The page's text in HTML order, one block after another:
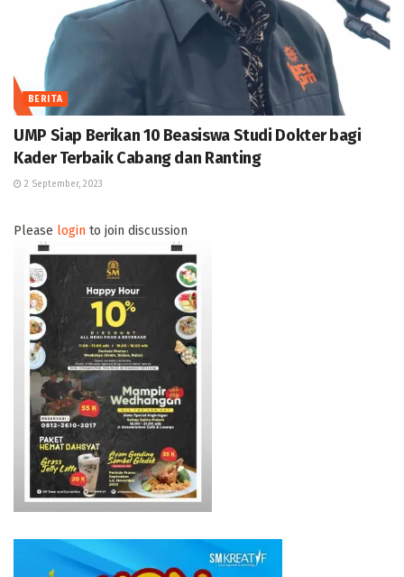
BERITA
UMP Siap Berikan 10 Beasiswa Studi Dokter bagi
Kader Terbaik Cabang dan Ranting
2 September, 2023
Please login to join discussion